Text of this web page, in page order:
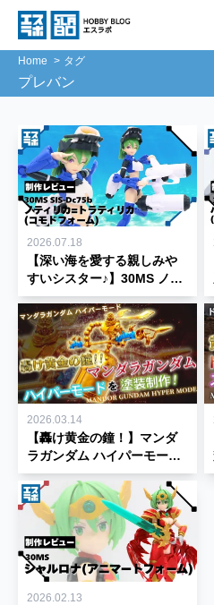
Home タグ
プレバン
2026.07.18
【深い海を愛する親しみや
すいシスター♪】30MS ノテ
ィリカ=トラティリカ(コモ
ドフォーム) レビュー｜色分
け・可動・付属品を徹底紹
介 【30 MINUTES
SISTERS】
2026.03.14
【轟け黄金の鐘！】マンダ
ラガンダム ハイパーモード
を塗装制作！【ゴールド塗
装】
2026.02.13